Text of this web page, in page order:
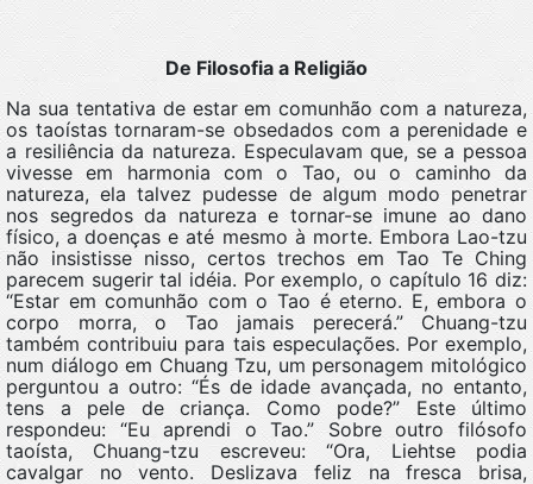
De Filosofia a Religião
Na sua tentativa de estar em comunhão com a natureza,
os taoístas tornaram-se obsedados com a perenidade e
a resiliência da natureza. Especulavam que, se a pessoa
vivesse em harmonia com o Tao, ou o caminho da
natureza, ela talvez pudesse de algum modo penetrar
nos segredos da natureza e tornar-se imune ao dano
físico, a doenças e até mesmo à morte. Embora Lao-tzu
não insistisse nisso, certos trechos em Tao Te Ching
parecem sugerir tal idéia. Por exemplo, o capítulo 16 diz:
“Estar em comunhão com o Tao é eterno. E, embora o
corpo morra, o Tao jamais perecerá.” Chuang-tzu
também contribuiu para tais especulações. Por exemplo,
num diálogo em Chuang Tzu, um personagem mitológico
perguntou a outro: “És de idade avançada, no entanto,
tens a pele de criança. Como pode?” Este último
respondeu: “Eu aprendi o Tao.” Sobre outro filósofo
taoísta, Chuang-tzu escreveu: “Ora, Liehtse podia
cavalgar no vento. Deslizava feliz na fresca brisa,